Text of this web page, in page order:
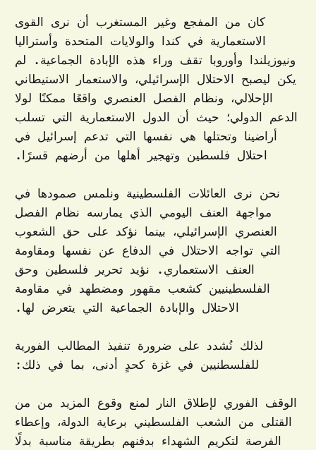
كان من المفجع وغير المستغرب أن نرى القوى
الاستعمارية في كندا والولايات المتحدة وأستراليا
ونيوزيلندا وأوروبا تقف وراء هذه الإبادة الجماعية. لم
يكن ليصبح الاحتلال الإسرائيلي، والاستعمار الاستيطاني
الإحلالي، ونظام الفصل العنصري واقعًا ممكنًا لولا
الدعم الدولي؛ حيث أن الدول الاستعمارية التي تسلب
أراضينا وتحتلها هي نفسها التي تدعم إسرائيل في
احتلال فلسطين وتهجير أهلها من أرضهم قسرًا.
نحن نرى العائلات الفلسطينية ونلمس صمودها في
مواجهة العنف اليومي الذي يمارسه نظام الفصل
العنصري الإسرائيلي، بينما نؤكد على حق الشعوب
التي تواجه الاحتلال في الدفاع عن نفسها ومقاومة
العنف الاستعماري. نؤيد تحرير فلسطين وحق
الفلسطينيين كشعب مقهور ومضطهد في مقاومة
الاحتلال والإبادة الجماعية التي يتعرض لها.
لذلك نُشدد على ضرورة تنفيذ المطالب الفورية
للفلسطنيين في غزة كحدٍ أدنى، بما في ذلك:
الوقف الفوري لإطلاق النار لمنع وقوع المزيد من من
القتلى من الشعب الفلسطيني برعاية الدولة، وإعطاء
الفرصة لتكريم الشهداء بدفنهم بطريقة مناسبة بدلًا